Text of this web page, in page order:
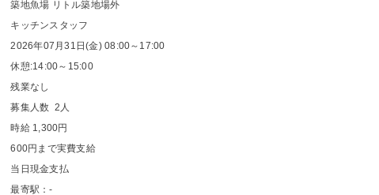
築地魚場 リトル築地場外
キッチンスタッフ
2026年07月31日(金) 08:00～17:00
休憩:14:00～15:00
残業なし
募集人数 2人
時給 1,300円
600円まで実費支給
当日現金支払
最寄駅：-